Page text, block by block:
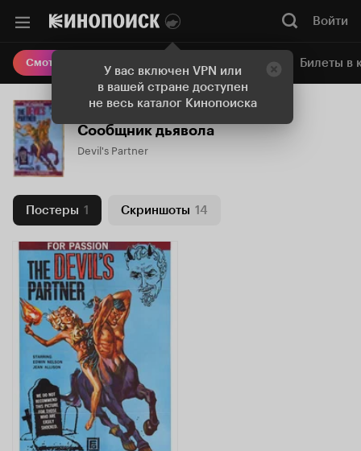
У вас включен VPN или
в вашей стране доступен
не весь каталог Кинопоиска
Войти
Смотреть кино Онлайн-кинотеатр Билеты в
Сообщник дьявола
Devil's Partner
Постеры 1 Скриншоты 14